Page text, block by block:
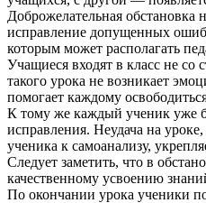
Доброжелательная обстановка
исправление допущенных
которым может располагать
Учащиеся входят в класс не
такого урока не возникает
помогает каждому
К тому же каждый ученик уже
исправления. Неудача на
ученика к самоанализу,
Следует заметить, что в
качественному усвоению
По окончании урока ученики